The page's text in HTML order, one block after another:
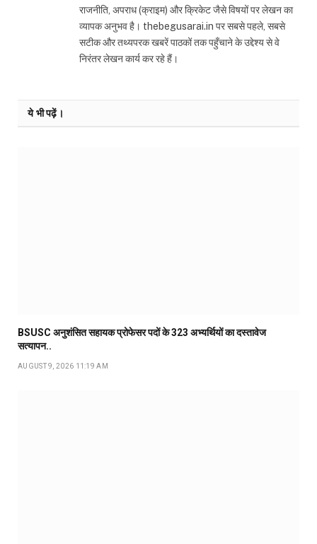
राजनीति, अपराध (क्राइम) और क्रिकेट जैसे विषयों पर लेखन का
व्यापक अनुभव है। thebegusarai.in पर सबसे पहले, सबसे
सटीक और तथ्यपरक खबरें पाठकों तक पहुँचाने के उद्देश्य से वे
निरंतर लेखन कार्य कर रहे हैं।
ये भी पढ़ें।
BSUSC अनुशंसित सहायक प्रोफेसर पदों के 323 अभ्यर्थियों का दस्तावेज
सत्यापन..
AUGUST 9, 2026 11:19 AM